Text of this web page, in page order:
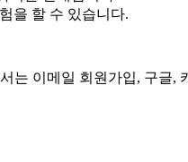
을 할 수 있습니다.
는 이메일 회원가입, 구글,